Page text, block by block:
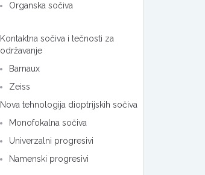
Organska sočiva
Kontaktna sočiva i tečnosti za
održavanje
Barnaux
Zeiss
Nova tehnologija dioptrijskih sočiva
Monofokalna sočiva
Univerzalni progresivi
Namenski progresivi